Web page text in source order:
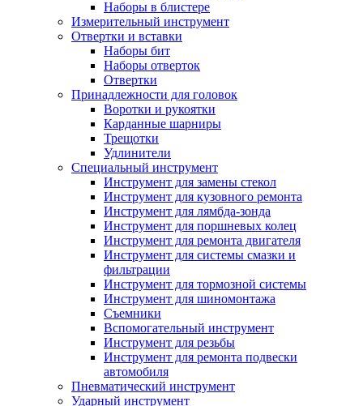
Наборы в блистере
Измерительный инструмент
Отвертки и вставки
Наборы бит
Наборы отверток
Отвертки
Принадлежности для головок
Воротки и рукоятки
Карданные шарниры
Трещотки
Удлинители
Специальный инструмент
Инструмент для замены стекол
Инструмент для кузовного ремонта
Инструмент для лямбда-зонда
Инструмент для поршневых колец
Инструмент для ремонта двигателя
Инструмент для системы смазки и
фильтрации
Инструмент для тормозной системы
Инструмент для шиномонтажа
Съемники
Вспомогательный инструмент
Инструмент для резьбы
Инструмент для ремонта подвески
автомобиля
Пневматический инструмент
Ударный инструмент